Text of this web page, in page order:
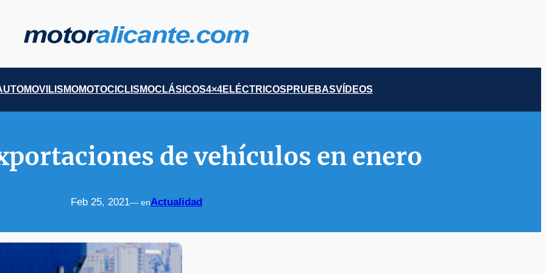
MOTOCICLISMOCLÁSICOS4×4ELÉCTRICOS PRUEBASVÍDEOS
de vehículos en enero
Feb 25, 2021— enActualidad